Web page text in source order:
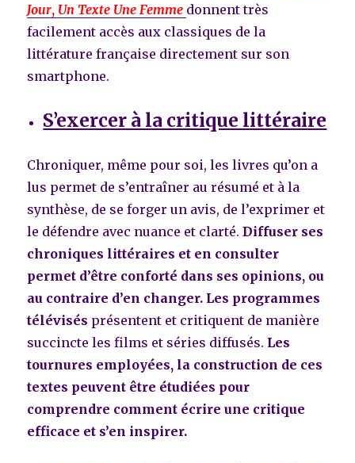
Jour, Un Texte Une Femme donnent très
facilement accès aux classiques de la
littérature française directement sur son
smartphone.
S’exercer à la critique littéraire
Chroniquer, même pour soi, les livres qu’on a
lus permet de s’entraîner au résumé et à la
synthèse, de se forger un avis, de l’exprimer et
le défendre avec nuance et clarté.Diffuser ses
chroniques littéraires et en consulter
permet d’être conforté dans ses opinions, ou
au contraire d’en changer. Les programmes
télévisés présentent et critiquent de manière
succincte les films et séries diffusés. Les
tournures employées, la construction de ces
textes peuvent être étudiées pour
comprendre comment écrire une critique
efficace et s’en inspirer.